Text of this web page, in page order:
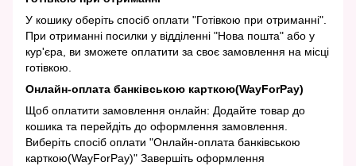
У кошику оберіть спосіб оплати "Готівкою при отриманні".
При отриманні посилки у відділенні "Нова пошта" або у
кур'єра, ви зможете оплатити за своє замовлення на місці
готівкою.
Онлайн-оплата банківською карткою(WayForPay)
Щоб оплатити замовлення онлайн: Додайте товар до
кошика та перейдіть до оформлення замовлення.
Виберіть спосіб оплати "Онлайн-оплата банківською
карткою(WayForPay)" Завершіть оформлення